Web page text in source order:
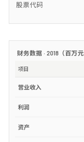
股票代码
财务数据 · 2018 （百万元
项目
营业收入
利润
资产